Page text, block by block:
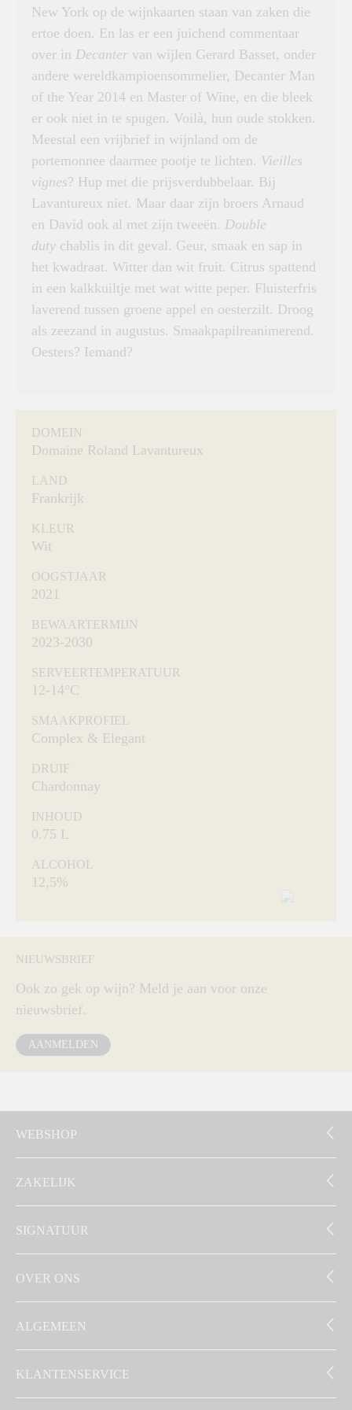
New York op de wijnkaarten staan van zaken die
ertoe doen. En las er een juichend commentaar
over in Decanter van wijlen Gerard Basset, onder
andere wereldkampioensommelier, Decanter Man
of the Year 2014 en Master of Wine, en die bleek
er ook niet in te spugen. Voilà, hun oude stokken.
Meestal een vrijbrief in wijnland om de
portemonnee daarmee pootje te lichten. Vieilles
vignes? Hup met die prijsverdubbelaar. Bij
Lavantureux niet. Maar daar zijn broers Arnaud
en David ook al met zijn tweeën. Double
duty chablis in dit geval. Geur, smaak en sap in
het kwadraat. Witter dan wit fruit. Citrus spattend
in een kalkkuiltje met wat witte peper. Fluisterfris
laverend tussen groene appel en oesterzilt. Droog
als zeezand in augustus. Smaakpapilreanimerend.
Oesters? Iemand?
DOMEIN
Domaine Roland Lavantureux
LAND
Frankrijk
KLEUR
Wit
OOGSTJAAR
2021
BEWAARTERMIJN
2023-2030
SERVEERTEMPERATUUR
12-14°C
SMAAKPROFIEL
Complex & Elegant
DRUIF
Chardonnay
INHOUD
0.75 L
ALCOHOL
12,5%
NIEUWSBRIEF
Ook zo gek op wijn? Meld je aan voor onze
nieuwsbrief.
AANMELDEN
WEBSHOP
ZAKELIJK
SIGNATUUR
OVER ONS
ALGEMEEN
KLANTENSERVICE